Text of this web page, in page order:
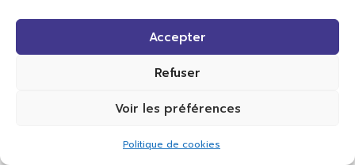
Accepter
Refuser
Voir les préférences
Politique de cookies
Val TV
Centre de Compétences Médias
Rue du Pont-Neuf 24
Tous droits réservés.
Réalisation Cavin-Baudat Digital Lab